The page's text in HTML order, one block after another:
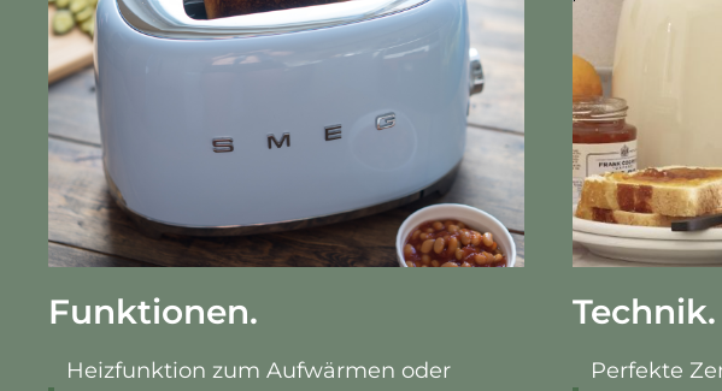
Funktionen.
Heizfunktion zum Aufwärmen oder
Technik.
Perfekte